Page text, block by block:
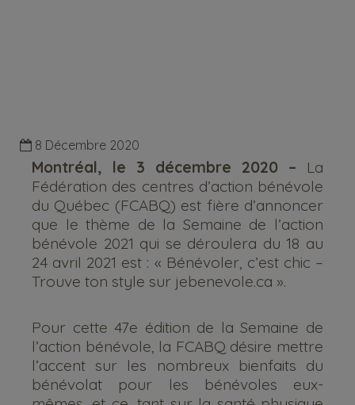
8 Décembre 2020
Montréal, le 3 décembre 2020 – La
Fédération des centres d’action bénévole
du Québec (FCABQ) est fière d’annoncer
que le thème de la Semaine de l’action
bénévole 2021 qui se déroulera du 18 au
24 avril 2021 est : « Bénévoler, c’est chic –
Trouve ton style sur jebenevole.ca ».
Pour cette 47e édition de la Semaine de
l’action bénévole, la FCABQ désire mettre
l’accent sur les nombreux bienfaits du
bénévolat pour les bénévoles eux-